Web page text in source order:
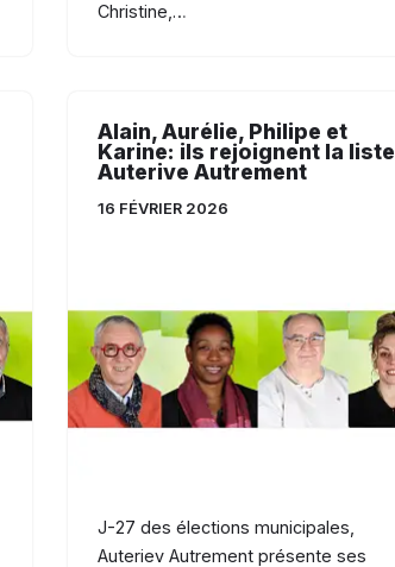
Christine,…
Alain, Aurélie, Philipe et
Karine: ils rejoignent la liste
Auterive Autrement
16 FÉVRIER 2026
J-27 des élections municipales,
Auteriev Autrement présente ses